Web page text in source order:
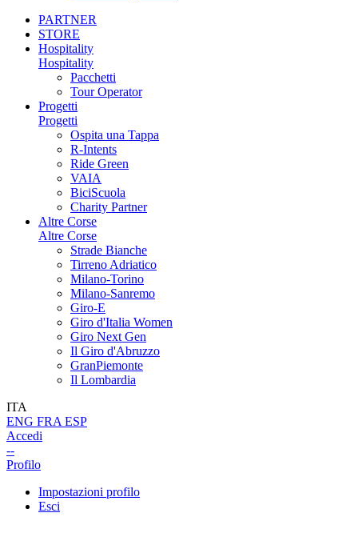
PARTNER
STORE
Hospitality
Hospitality
Pacchetti
Tour Operator
Progetti
Progetti
Ospita una Tappa
R-Intents
Ride Green
VAIA
BiciScuola
Charity Partner
Altre Corse
Altre Corse
Strade Bianche
Tirreno Adriatico
Milano-Torino
Milano-Sanremo
Giro-E
Giro d'Italia Women
Giro Next Gen
Il Giro d'Abruzzo
GranPiemonte
Il Lombardia
ITA
ENG FRA ESP
Accedi
--
Profilo
Impostazioni profilo
Esci